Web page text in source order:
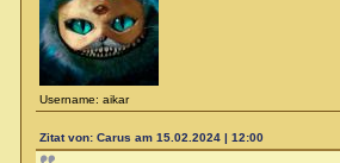
Username: aikar
Zitat von: Carus am 15.02.2024 | 12:00